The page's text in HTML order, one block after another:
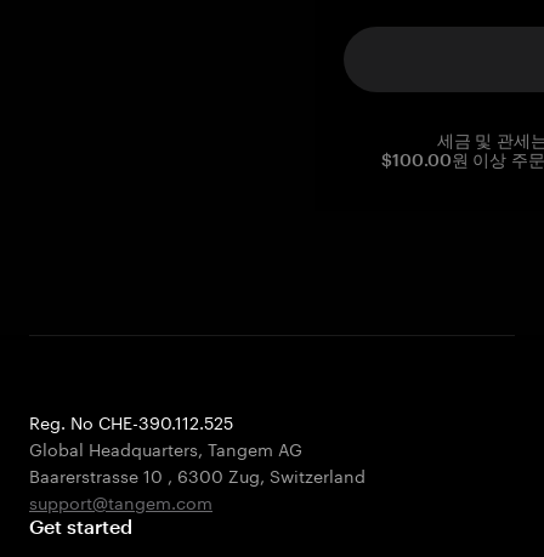
세금 및 관세
$100.00원 이상 주
Reg. No CHE-390.112.525
Global Headquarters, Tangem AG
Baarerstrasse 10 , 6300 Zug, Switzerland
support@tangem.com
Get started